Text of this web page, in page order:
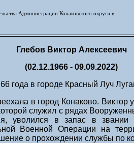
Администрации Конаковского округа в
Глебов Виктор Алексеевич
(02.12.1966 - 09.09.2022)
года в городе Красный Луч
в город Конаково. Виктор
служил с рядах
уволился в запас в звании
Военной Операции на
о прохождении службы по